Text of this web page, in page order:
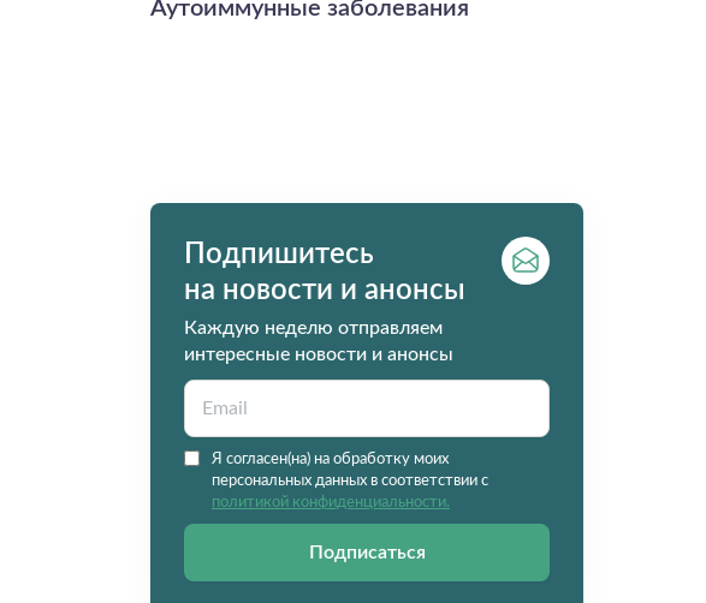
Аутоиммунные заболевания
Подпишитесь
на новости и анонсы
Каждую неделю отправляем
интересные новости и анонсы
Я согласен(на) на обработку моих
персональных данных в соответствии с
политикой конфиденциальности.
Подписаться